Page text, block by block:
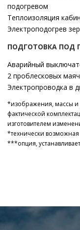
подогревом
Теплоизоляция
Электроподогрев
ПОДГОТОВКА ПОД
Аварийный
2 проблесковых
Электропроводка в
*изображения, массы и
фактической
изготовителем
*технически возможная
***опция,